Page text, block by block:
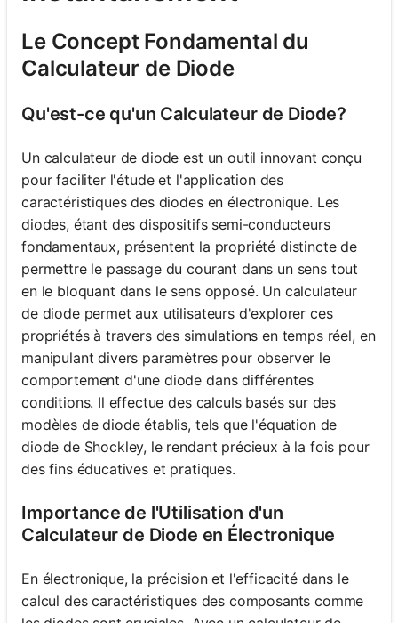
Le Concept Fondamental du
Calculateur de Diode
Qu'est-ce qu'un Calculateur de Diode?
Un calculateur de diode est un outil innovant conçu
pour faciliter l'étude et l'application des
caractéristiques des diodes en électronique. Les
diodes, étant des dispositifs semi-conducteurs
fondamentaux, présentent la propriété distincte de
permettre le passage du courant dans un sens tout
en le bloquant dans le sens opposé. Un calculateur
de diode permet aux utilisateurs d'explorer ces
propriétés à travers des simulations en temps réel, en
manipulant divers paramètres pour observer le
comportement d'une diode dans différentes
conditions. Il effectue des calculs basés sur des
modèles de diode établis, tels que l'équation de
diode de Shockley, le rendant précieux à la fois pour
des fins éducatives et pratiques.
Importance de l'Utilisation d'un
Calculateur de Diode en Électronique
En électronique, la précision et l'efficacité dans le
calcul des caractéristiques des composants comme